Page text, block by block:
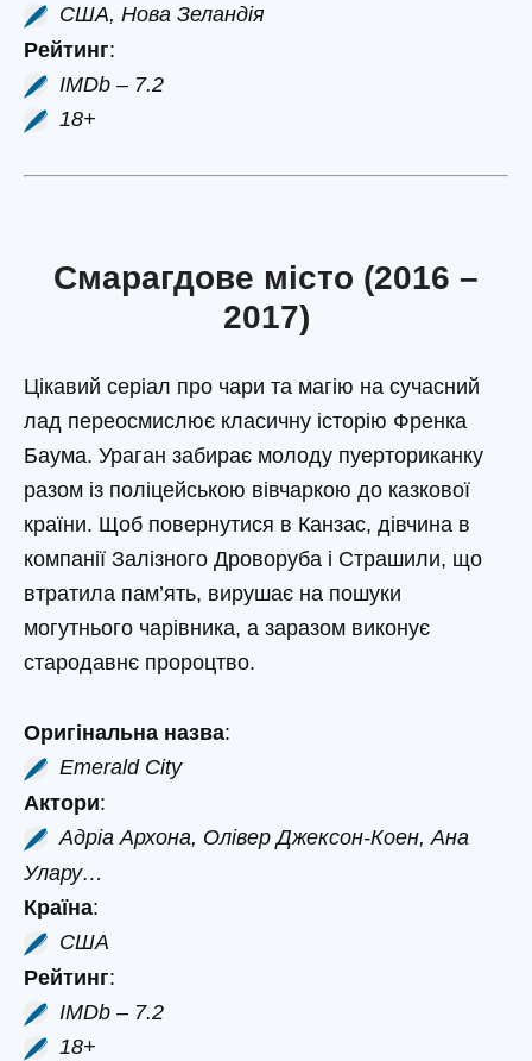
США, Нова Зеландія
Рейтинг:
IMDb – 7.2
18+
Смарагдове місто (2016 –
2017)
Цікавий серіал про чари та магію на сучасний
лад переосмислює класичну історію Френка
Баума. Ураган забирає молоду пуерториканку
разом із поліцейською вівчаркою до казкової
країни. Щоб повернутися в Канзас, дівчина в
компанії Залізного Дроворуба і Страшили, що
втратила пам’ять, вирушає на пошуки
могутнього чарівника, а заразом виконує
стародавнє пророцтво.
Оригінальна назва:
Emerald City
Актори:
Адріа Архона, Олівер Джексон-Коен, Ана
Улару…
Країна:
США
Рейтинг:
IMDb – 7.2
18+